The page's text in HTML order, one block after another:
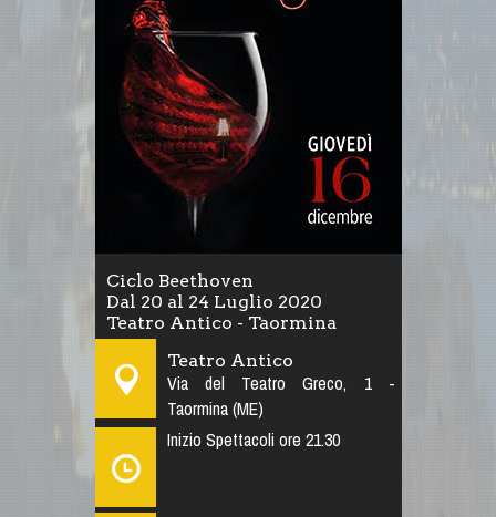
Ciclo Beethoven
Dal 20 al 24 Luglio 2020
Teatro Antico - Taormina
Teatro Antico
Via del Teatro Greco, 1 -
Taormina (ME)
Inizio Spettacoli ore 21.30